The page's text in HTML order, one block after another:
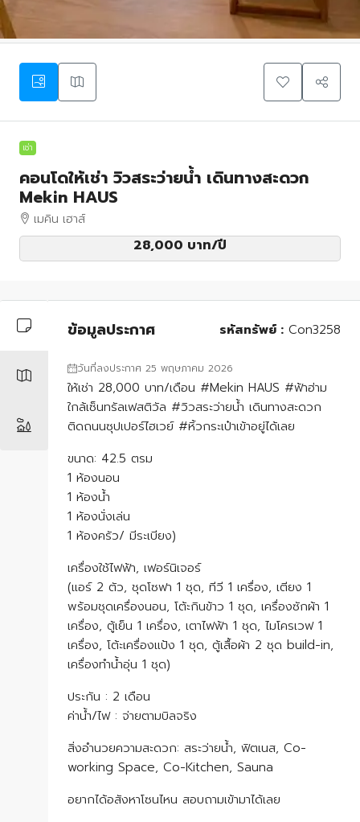
เช่า
คอนโดให้เช่า วิวสระว่ายน้ำ เดินทางสะดวก
Mekin HAUS
เมคิน เฮาส์
28,000 บาท/ปี
ข้อมูลประกาศ รหัสทรัพย์ : Con3258
วันที่ลงประกาศ 25 พฤษภาคม 2026
ให้เช่า 28,000 บาท/เดือน #Mekin HAUS #ฟ้าฮ่าม
ใกล้เซ็นทรัลเฟสติวัล #วิวสระว่ายน้ำ เดินทางสะดวก
ติดถนนซุปเปอร์ไฮเวย์ #หิ้วกระเป๋าเข้าอยู่ได้เลย
ขนาด: 42.5 ตรม
1 ห้องนอน
1 ห้องน้ำ
1 ห้องนั่งเล่น
1 ห้องครัว/ มีระเบียง)
เครื่องใช้ไฟฟ้า, เฟอร์นิเจอร์
(แอร์ 2 ตัว, ชุดโซฟา 1 ชุด, ทีวี 1 เครื่อง, เตียง 1
พร้อมชุดเครื่องนอน, โต้ะกินข้าว 1 ชุด, เครื่องซักผ้า 1
เครื่อง, ตู้เย็น 1 เครื่อง, เตาไฟฟ้า 1 ชุด, ไมโครเวฟ 1
เครื่อง, โต้ะเครื่องแป้ง 1 ชุด, ตู้เสื้อผ้า 2 ชุด build-in,
เครื่องทำน้ำอุ่น 1 ชุด)
ประกัน : 2 เดือน
ค่าน้ำ/ไฟ : จ่ายตามบิลจริง
สิ่งอำนวยความสะดวก: สระว่ายน้ำ, ฟิตเนส, Co-
working Space, Co-Kitchen, Sauna
อยากได้อสังหาโซนไหน สอบถามเข้ามาได้เลย